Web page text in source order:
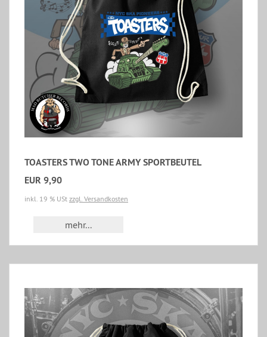
TOASTERS TWO TONE ARMY SPORTBEUTEL
EUR 9,90
inkl. 19 % USt zzgl. Versandkosten
mehr...